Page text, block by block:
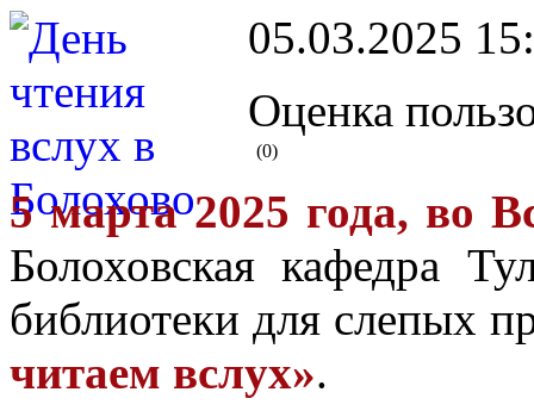
05.03.2025
Оценка
(0)
5 марта 2025 года, во
Болоховская кафедра
библиотеки для слепых
читаем вслух».